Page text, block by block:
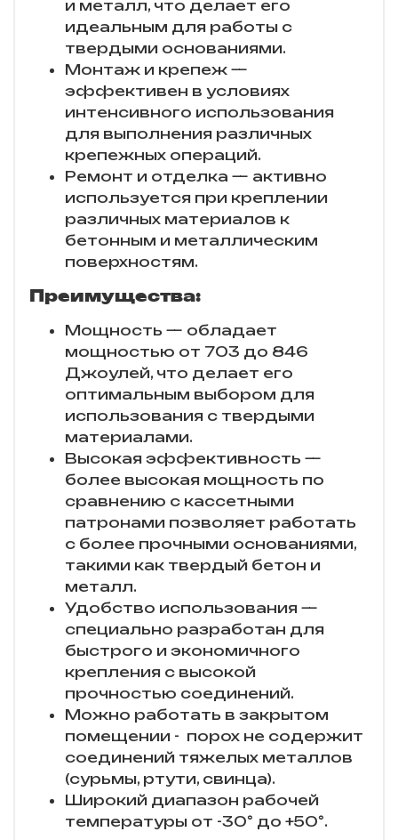
и металл, что делает его
идеальным для работы с
твердыми основаниями.
Монтаж и крепеж —
эффективен в условиях
интенсивного использования
для выполнения различных
крепежных операций.
Ремонт и отделка — активно
используется при креплении
различных материалов к
бетонным и металлическим
поверхностям.
Преимущества:
Мощность — обладает
мощностью от 703 до 846
Джоулей, что делает его
оптимальным выбором для
использования с твердыми
материалами.
Высокая эффективность —
более высокая мощность по
сравнению с кассетными
патронами позволяет работать
с более прочными основаниями,
такими как твердый бетон и
металл.
Удобство использования —
специально разработан для
быстрого и экономичного
крепления с высокой
прочностью соединений.
Можно работать в закрытом
помещении - порох не содержит
соединений тяжелых металлов
(сурьмы, ртути, свинца).
Широкий диапазон рабочей
температуры от -30° до +50°.